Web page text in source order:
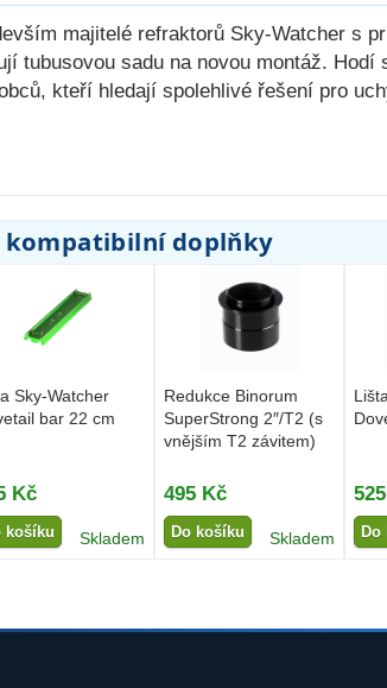
majitelé refraktorů Sky-Watcher s
tubusovou sadu na novou montáž.
kteří hledají spolehlivé řešení pro
kompatibilní doplňky
Sky-Watcher
bar 22 cm
Kč
košíku Skladem
Redukce Binorum
SuperStrong 2″/T2 (s
vnějším T2 závitem)
495 Kč
Do košíku Skladem Do